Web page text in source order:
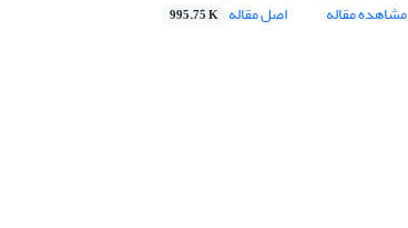
مشاهده مقاله
اصل مقاله 995.75 K